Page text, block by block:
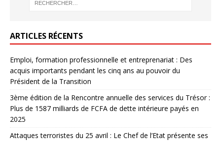
ARTICLES RÉCENTS
Emploi, formation professionnelle et entreprenariat : Des
acquis importants pendant les cinq ans au pouvoir du
Président de la Transition
3ème édition de la Rencontre annuelle des services du Trésor :
Plus de 1587 milliards de FCFA de dette intérieure payés en
2025
Attaques terroristes du 25 avril : Le Chef de l’Etat présente ses